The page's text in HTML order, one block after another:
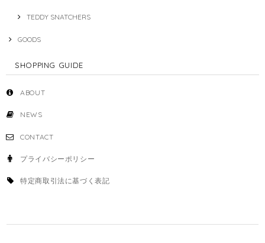
TEDDY SNATCHERS
GOODS
SHOPPING GUIDE
ABOUT
NEWS
CONTACT
プライバシーポリシー
特定商取引法に基づく表記